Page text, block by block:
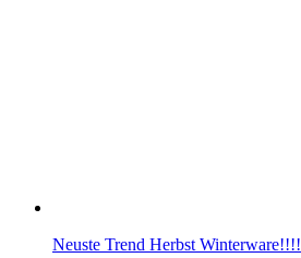
Neuste Trend Herbst Winterware!!!!